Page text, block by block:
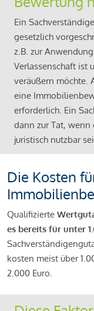
Ein
gesetzlich
z.B. zur
Verlassenschaft ist
veräußern möchte.
eine
erforderlich. Ein
dann zur Tat, wenn
juristisch nutzbar
Die Kosten
Qualifizierte
es bereits für unter
kosten meist über
2.000 Euro.